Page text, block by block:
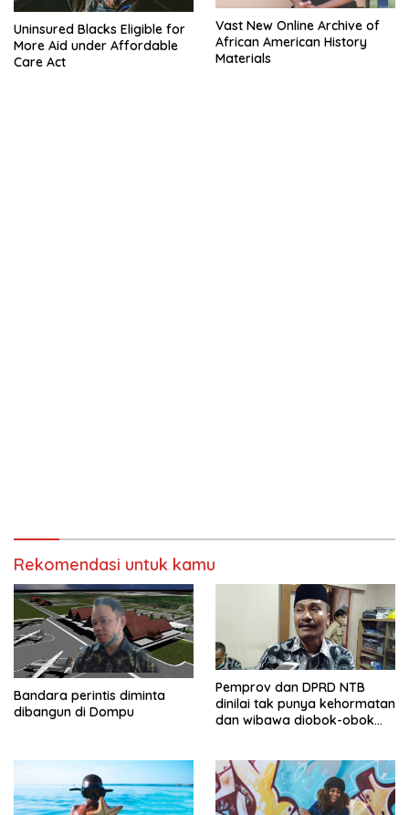
Uninsured Blacks Eligible for
More Aid under Affordable
Care Act
Vast New Online Archive of
African American History
Materials
Rekomendasi untuk kamu
Bandara perintis diminta
dibangun di Dompu
Pemprov dan DPRD NTB
dinilai tak punya kehormatan
dan wibawa diobok-obok